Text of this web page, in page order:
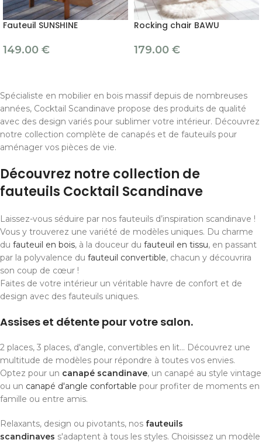
Fauteuil SUNSHINE
149.00 €
Rocking chair BAWU
179.00 €
Spécialiste en mobilier en bois massif depuis de nombreuses
années, Cocktail Scandinave propose des produits de qualité
avec des design variés pour sublimer votre intérieur. Découvrez
notre collection complète de canapés et de fauteuils pour
aménager vos pièces de vie.
Découvrez notre collection de
fauteuils Cocktail Scandinave
Laissez-vous séduire par nos fauteuils d’inspiration scandinave !
Vous y trouverez une variété de modèles uniques. Du charme
du fauteuil en bois, à la douceur du fauteuil en tissu, en passant
par la polyvalence du fauteuil convertible, chacun y découvrira
son coup de cœur !
Faites de votre intérieur un véritable havre de confort et de
design avec des fauteuils uniques.
Assises et détente pour votre salon.
2 places, 3 places, d'angle, convertibles en lit... Découvrez une
multitude de modèles pour répondre à toutes vos envies.
Optez pour un canapé scandinave, un canapé au style vintage
ou un canapé d'angle confortable pour profiter de moments en
famille ou entre amis.
Relaxants, design ou pivotants, nos fauteuils
scandinaves s'adaptent à tous les styles. Choisissez un modèle